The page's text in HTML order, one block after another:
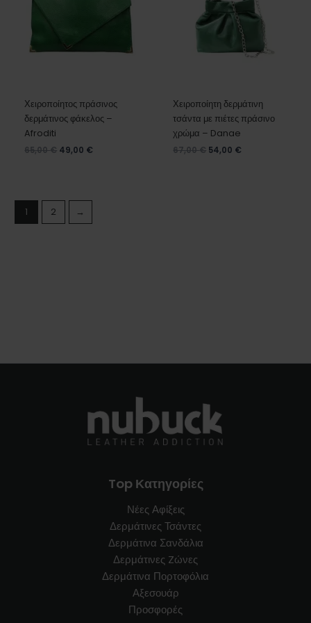
Χειροποίητος πράσινος
δερμάτινος φάκελος –
Afroditi
65,00€ 49,00 €
Χειροποίητη δερμάτινη
τσάντα με πιέτες πράσινο
χρώμα – Danae
67,00€ 54,00 €
1 2 →
Top Κατηγορίες
Νέες Αφίξεις
Δερμάτινες Τσάντες
Δερμάτινα Σανδάλια
Δερμάτινες Zώνες
Δερμάτινα Πορτοφόλια
Αξεσουάρ
Προσφορές